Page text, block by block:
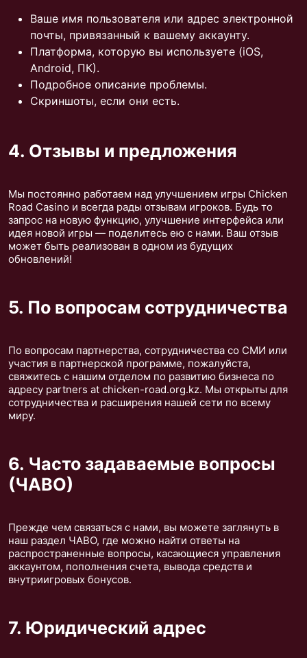
Ваше имя пользователя или адрес электронной
почты, привязанный к вашему аккаунту.
Платформа, которую вы используете (iOS,
Android, ПК).
Подробное описание проблемы.
Скриншоты, если они есть.
4. Отзывы и предложения
Мы постоянно работаем над улучшением игры Chicken
Road Casino и всегда рады отзывам игроков. Будь то
запрос на новую функцию, улучшение интерфейса или
идея новой игры — поделитесь ею с нами. Ваш отзыв
может быть реализован в одном из будущих
обновлений!
5. По вопросам сотрудничества
По вопросам партнерства, сотрудничества со СМИ или
участия в партнерской программе, пожалуйста,
свяжитесь с нашим отделом по развитию бизнеса по
адресу partners at chicken-road.org.kz. Мы открыты для
сотрудничества и расширения нашей сети по всему
миру.
6. Часто задаваемые вопросы
(ЧАВО)
Прежде чем связаться с нами, вы можете заглянуть в
наш раздел ЧАВО, где можно найти ответы на
распространенные вопросы, касающиеся управления
аккаунтом, пополнения счета, вывода средств и
внутриигровых бонусов.
7. Юридический адрес